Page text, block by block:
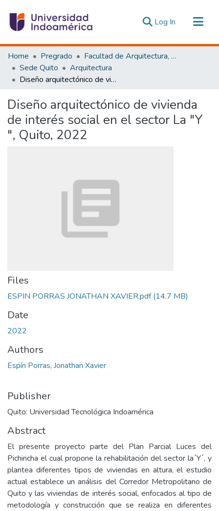
Log In (current)
Communities & Collections
All of DSpace
Statistics
Home Pregrado
Facultad de Arquitectura, Artes y Diseño
Sede Quito
Arquitectura
Diseño arquitectónico de vivienda de interés social en el sector La "Y ", Quito, 2022
Diseño arquitectónico de vivienda
de interés social en el sector La "Y
", Quito, 2022
Files
ESPIN PORRAS JONATHAN XAVIER.pdf(14.7 MB)
Date
2022
Authors
Espín Porras, Jonathan Xavier
Publisher
Quito: Universidad Tecnológica Indoamérica
Abstract
El presente proyecto parte del Plan Parcial Luces del
Pichincha el cual propone la rehabilitación del sector la ́Y ́, y
plantea diferentes tipos de viviendas en altura, el estudio
actual establece un análisis del Corredor Metropolitano de
Quito y las viviendas de interés social, enfocados al tipo de
metodología y construcción que se realiza en diferentes